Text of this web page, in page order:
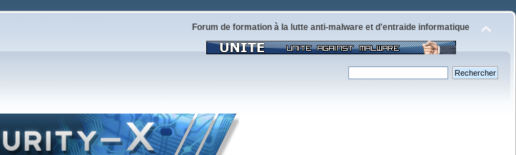
Forum de formation à la lutte anti-malware et d'entraide informatique